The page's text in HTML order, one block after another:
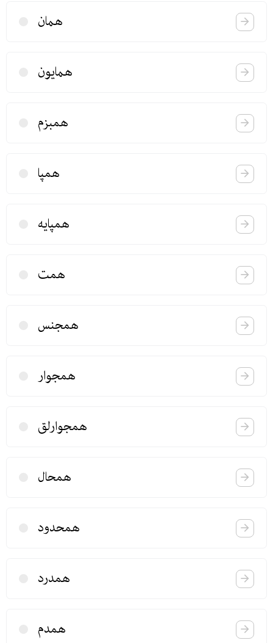
همان
همایون
همبزم
همپا
همپایه
همت
همجنس
همجوار
همجوارلق
همحال
همحدود
همدرد
همدم